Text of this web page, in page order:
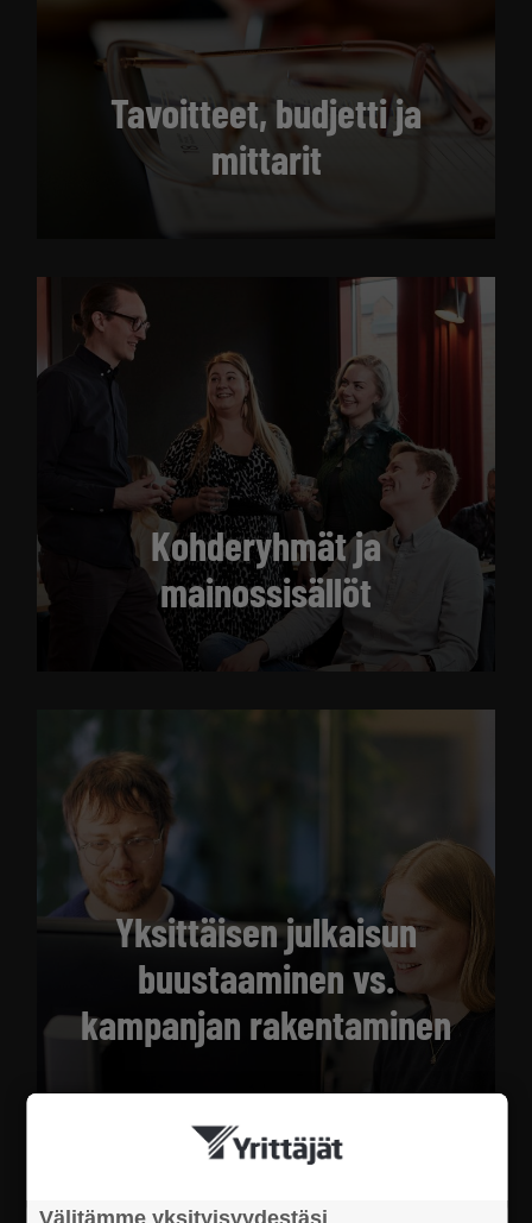
Tavoitteet, budjetti ja
mittarit
Kohderyhmät ja
mainossisällöt
Yksittäisen julkaisun
buustaaminen vs.
kampanjan rakentaminen
Välitämme yksityisyydestäsi